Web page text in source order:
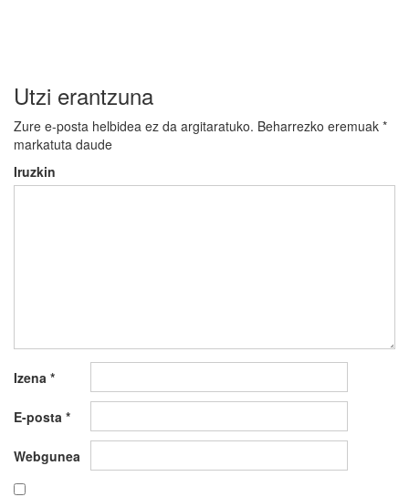
Utzi erantzuna
Zure e-posta helbidea ez da argitaratuko. Beharrezko eremuak *
markatuta daude
Iruzkin
Izena *
E-posta *
Webgunea